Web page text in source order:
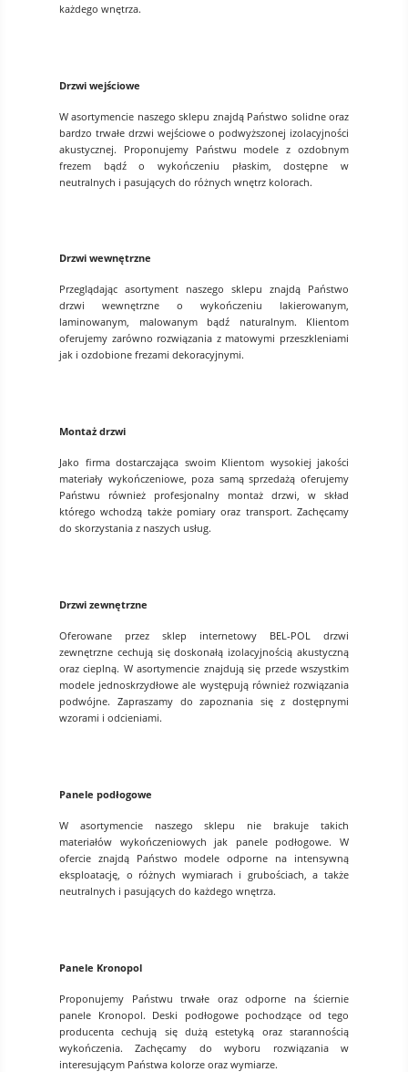
każdego wnętrza.
Drzwi wejściowe
W asortymencie naszego sklepu znajdą Państwo solidne oraz
bardzo trwałe drzwi wejściowe o podwyższonej izolacyjności
akustycznej. Proponujemy Państwu modele z ozdobnym
frezem bądź o wykończeniu płaskim, dostępne w
neutralnych i pasujących do różnych wnętrz kolorach.
Drzwi wewnętrzne
Przeglądając asortyment naszego sklepu znajdą Państwo
drzwi wewnętrzne o wykończeniu lakierowanym,
laminowanym, malowanym bądź naturalnym. Klientom
oferujemy zarówno rozwiązania z matowymi przeszkleniami
jak i ozdobione frezami dekoracyjnymi.
Montaż drzwi
Jako firma dostarczająca swoim Klientom wysokiej jakości
materiały wykończeniowe, poza samą sprzedażą oferujemy
Państwu również profesjonalny montaż drzwi, w skład
którego wchodzą także pomiary oraz transport. Zachęcamy
do skorzystania z naszych usług.
Drzwi zewnętrzne
Oferowane przez sklep internetowy BEL-POL drzwi
zewnętrzne cechują się doskonałą izolacyjnością akustyczną
oraz cieplną. W asortymencie znajdują się przede wszystkim
modele jednoskrzydłowe ale występują również rozwiązania
podwójne. Zapraszamy do zapoznania się z dostępnymi
wzorami i odcieniami.
Panele podłogowe
W asortymencie naszego sklepu nie brakuje takich
materiałów wykończeniowych jak panele podłogowe. W
ofercie znajdą Państwo modele odporne na intensywną
eksploatację, o różnych wymiarach i grubościach, a także
neutralnych i pasujących do każdego wnętrza.
Panele Kronopol
Proponujemy Państwu trwałe oraz odporne na ściernie
panele Kronopol. Deski podłogowe pochodzące od tego
producenta cechują się dużą estetyką oraz starannością
wykończenia. Zachęcamy do wyboru rozwiązania w
interesującym Państwa kolorze oraz wymiarze.